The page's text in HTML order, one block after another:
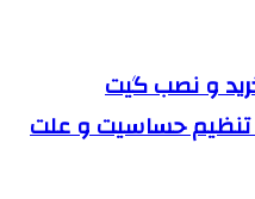
و نصب گیت
تنظیم حساسیت و علت